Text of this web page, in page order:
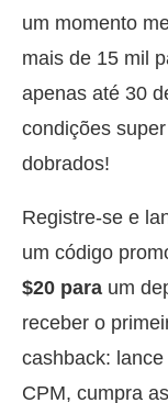
um momento
mais de 15 mil
apenas até 30
condições
dobrados!
Registre-se e
um código
$20 para um
receber o
cashback:
CPM, cumpra